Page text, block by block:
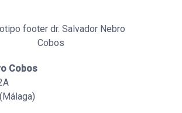
Cobos